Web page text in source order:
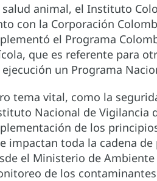
salud animal, el Instituto
con la Corporación
el Programa
que es referente para
ejecución un Programa
tema vital, como la
Nacional de Vigilancia
de los
impactan toda la cadena
el Ministerio de Ambiente
de los